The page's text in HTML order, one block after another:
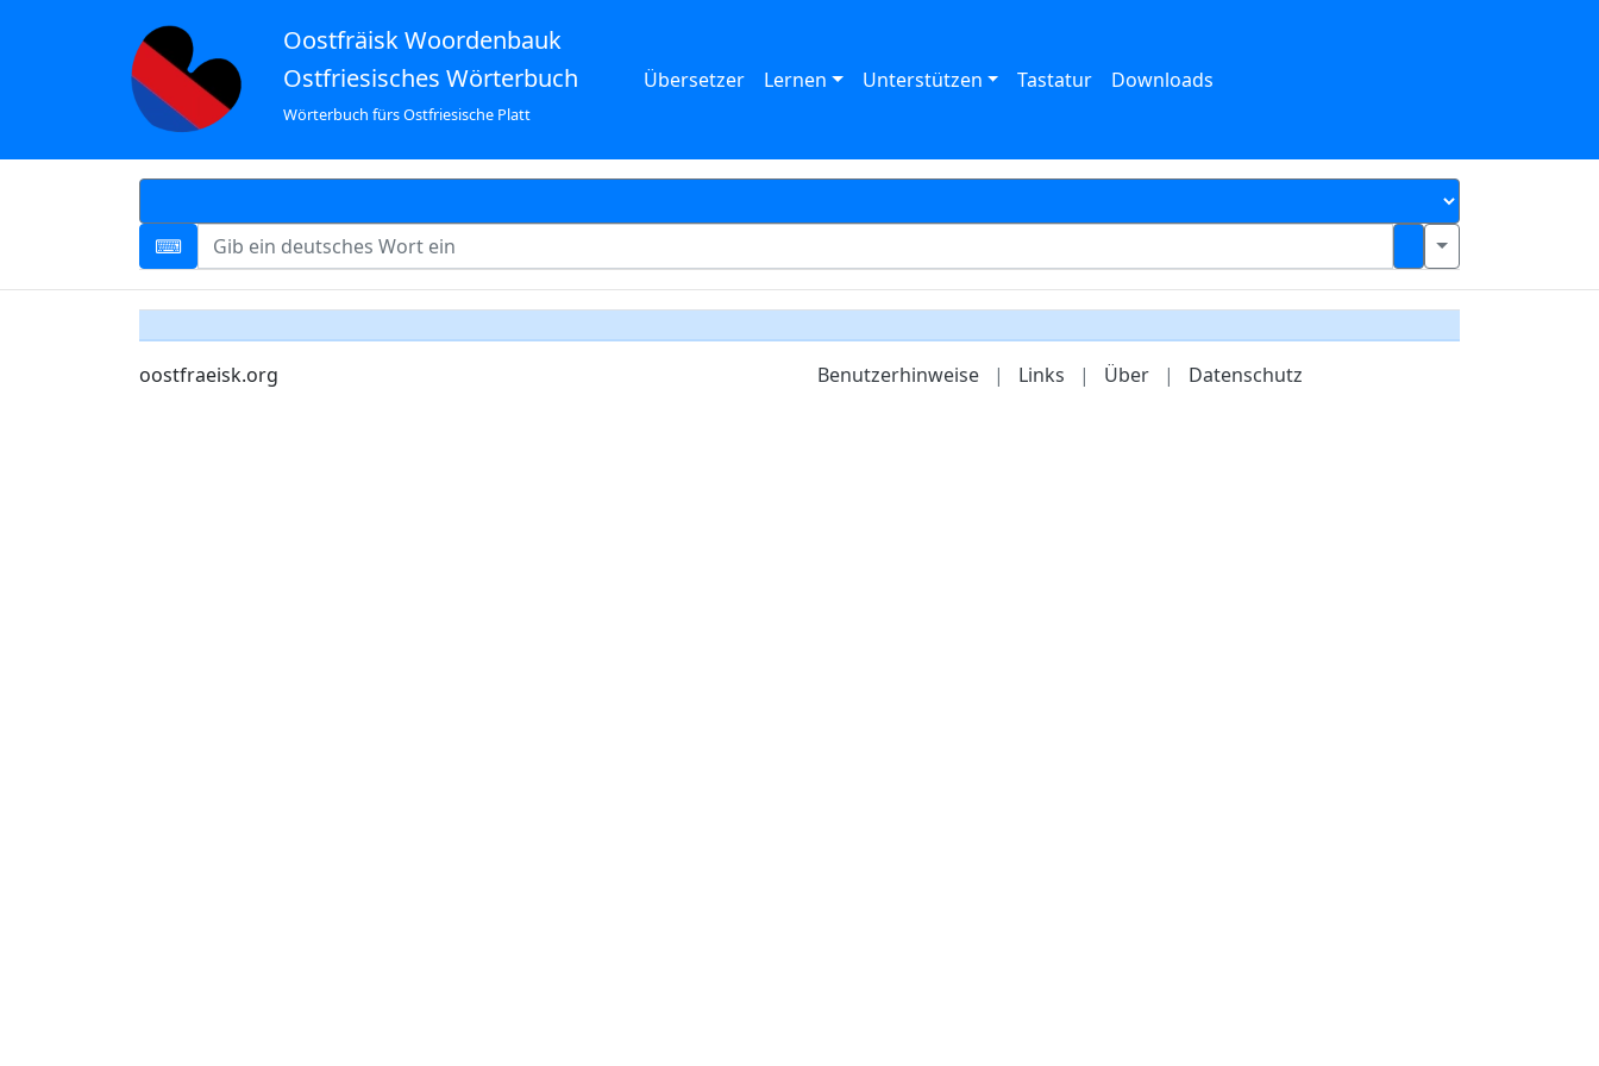
Oostfräisk Woordenbauk
Ostfriesisches Wörterbuch
Wörterbuch fürs Ostfriesische Platt
Übersetzer Lernen Unterstützen Tastatur Downloads
oostfraeisk.org Benutzerhinweise | Links | Über | Datenschutz